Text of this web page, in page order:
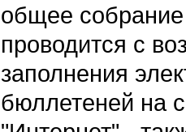
общее
проводится с
заполнения
бюллетеней на